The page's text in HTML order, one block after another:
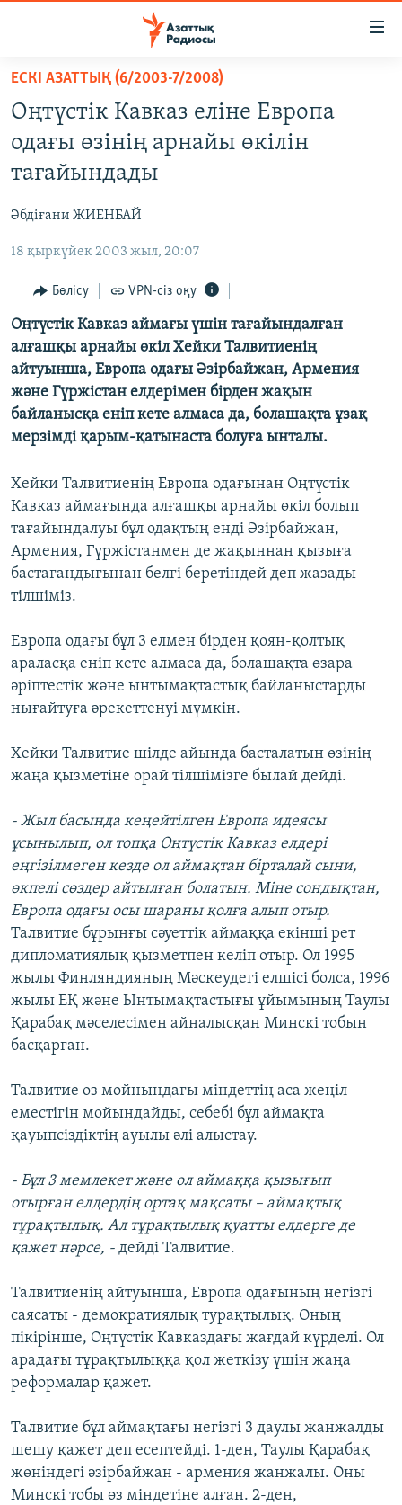
Skip
main
content
main
Skip
Search
САЯСАТ
AZATTYQTV
АДАМ ҚҰҚЫҚТАРЫ
ӘЛЕУМЕТ
ӘЛЕМ
АРНАЙЫ ЖОБАЛАР
Русский
ЖАЗЫЛЫҢЫЗ
Басқа тілдерде
ЕСКІ АЗАТТЫҚ (6/2003-7/2008)
Оңтүстік Кавказ еліне Европа
одағы өзінің арнайы өкілін
тағайындады
Әбдіғани ЖИЕНБАЙ
18 қыркүйек 2003 жыл, 20:07
Бөлісу VPN-сіз оқу
Оңтүстік Кавказ аймағы үшін тағайындалған
алғашқы арнайы өкіл Хейки Талвитиенің
айтуынша, Европа одағы Әзірбайжан, Армения
және Гүржістан елдерімен бірден жақын
байланысқа еніп кете алмаса да, болашақта ұзақ
мерзімді қарым-қатынаста болуға ынталы.
Хейки Талвитиенің Европа одағынан Оңтүстік
Кавказ аймағында алғашқы арнайы өкіл болып
тағайындалуы бұл одақтың енді Әзірбайжан,
Армения, Гүржістанмен де жақыннан қызыға
бастағандығынан белгі беретіндей деп жазады
тілшіміз.
Европа одағы бұл 3 елмен бірден қоян-қолтық
араласқа еніп кете алмаса да, болашақта өзара
әріптестік және ынтымақтастық байланыстарды
нығайтуға әрекеттенуі мүмкін.
Хейки Талвитие шілде айында басталатын өзінің
жаңа қызметіне орай тілшімізге былай дейді.
- Жыл басында кеңейтілген Европа идеясы
ұсынылып, ол топқа Оңтүстік Кавказ елдері
еңгізілмеген кезде ол аймақтан бірталай сыни,
өкпелі сөздер айтылған болатын. Міне сондықтан,
Европа одағы осы шараны қолға алып отыр.
Талвитие бұрынғы сәуеттік аймаққа екінші рет
дипломатиялық қызметпен келіп отыр. Ол 1995
жылы Финляндияның Мәскеудегі елшісі болса, 1996
жылы ЕҚ және Ынтымақтастығы ұйымының Таулы
Қарабақ мәселесімен айналысқан Минскі тобын
басқарған.
Талвитие өз мойнындағы міндеттің аса жеңіл
еместігін мойындайды, себебі бұл аймақта
қауыпсіздіктің ауылы әлі алыстау.
- Бұл 3 мемлекет және ол аймаққа қызығып
отырған елдердің ортақ мақсаты – аймақтық
тұрақтылық. Ал тұрақтылық қуатты елдерге де
қажет нәрсе, - дейді Талвитие.
Талвитиенің айтуынша, Европа одағының негізгі
саясаты - демократиялық турақтылық. Оның
пікірінше, Оңтүстік Кавказдағы жағдай күрделі. Ол
арадағы тұрақтылыққа қол жеткізу үшін жаңа
реформалар қажет.
Талвитие бұл аймақтағы негізгі 3 даулы жанжалды
шешу қажет деп есептейді. 1-ден, Таулы Қарабақ
жөніндегі әзірбайжан - армения жанжалы. Оны
Минскі тобы өз міндетіне алған. 2-ден,